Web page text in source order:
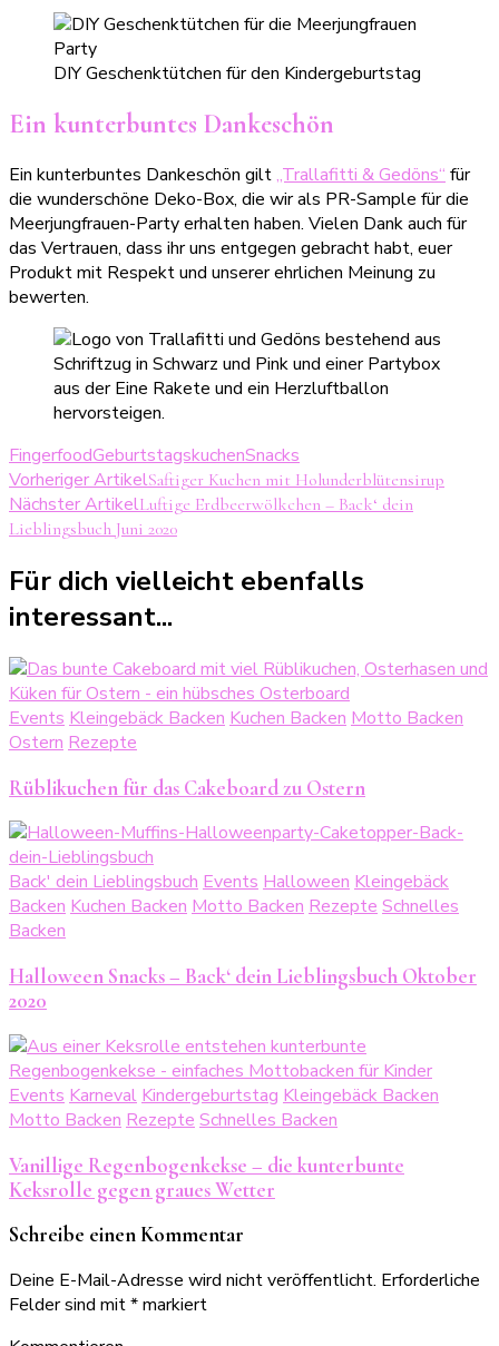
DIY Geschenktütchen für den Kindergeburtstag
Ein kunterbuntes Dankeschön
Ein kunterbuntes Dankeschön gilt„Trallafitti & Gedöns“ für
die wunderschöne Deko-Box, die wir als PR-Sample für die
Meerjungfrauen-Party erhalten haben. Vielen Dank auch für
das Vertrauen, dass ihr uns entgegen gebracht habt, euer
Produkt mit Respekt und unserer ehrlichen Meinung zu
bewerten.
FingerfoodGeburtstagskuchenSnacks
Beitragsnavigation
Vorheriger ArtikelSaftiger Kuchen mit Holunderblütensirup
Nächster ArtikelLuftige Erdbeerwölkchen – Back‘ dein
Lieblingsbuch Juni 2020
Für dich vielleicht ebenfalls
interessant...
Events Kleingebäck Backen Kuchen Backen Motto Backen
Ostern Rezepte
Rüblikuchen für das Cakeboard zu Ostern
Back' dein LieblingsbuchEventsHalloweenKleingebäck
BackenKuchen BackenMotto BackenRezepteSchnelles
Backen
Halloween Snacks – Back‘ dein Lieblingsbuch Oktober
2020
Events Karneval Kindergeburtstag Kleingebäck Backen
Motto Backen Rezepte Schnelles Backen
Vanillige Regenbogenkekse – die kunterbunte
Keksrolle gegen graues Wetter
Schreibe einen Kommentar
Deine E-Mail-Adresse wird nicht veröffentlicht. Erforderliche
Felder sind mit*markiert